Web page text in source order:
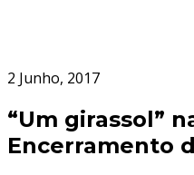
2 Junho, 2017
“Um girassol”
Encerramento